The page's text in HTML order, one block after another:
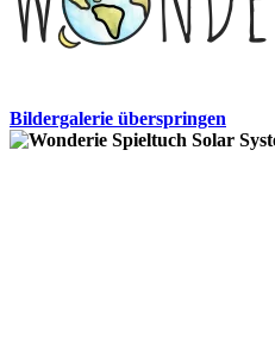
Bildergalerie überspringen